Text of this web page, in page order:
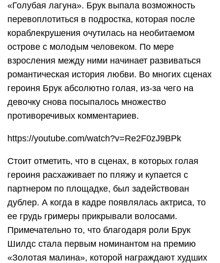
«Голубая лагуна». Брук выпала возможность
перевоплотиться в подростка, которая после
кораблекрушения очутилась на необитаемом
острове с молодым человеком. По мере
взросления между ними начинает развиваться
романтическая история любви. Во многих сценах
героиня Брук абсолютно голая, из-за чего на
девочку снова посыпалось множество
противоречивых комментариев.
https://youtube.com/watch?v=Re2F0zJ9BPk
Стоит отметить, что в сценах, в которых голая
героиня расхаживает по пляжу и купается с
партнером по площадке, был задействован
дублер. А когда в кадре появлялась актриса, то
ее грудь гримеры прикрывали волосами.
Примечательно то, что благодаря роли Брук
Шилдс стала первым номинантом на премию
«Золотая малина», которой награждают худших